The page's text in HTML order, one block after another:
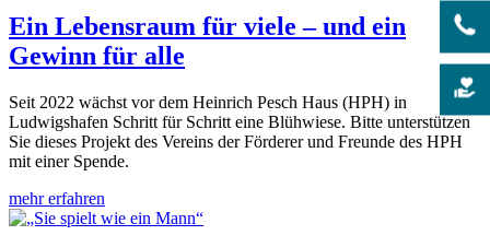
Ein Lebensraum für viele – und ein
Gewinn für alle
Seit 2022 wächst vor dem Heinrich Pesch Haus (HPH) in
Ludwigshafen Schritt für Schritt eine Blühwiese. Bitte unterstützen
Sie dieses Projekt des Vereins der Förderer und Freunde des HPH
mit einer Spende.
mehr erfahren